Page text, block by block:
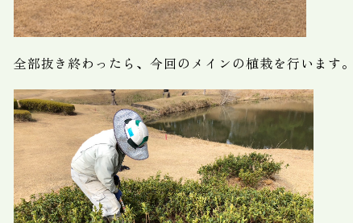
全部抜き終わったら、今回のメインの植栽を行います